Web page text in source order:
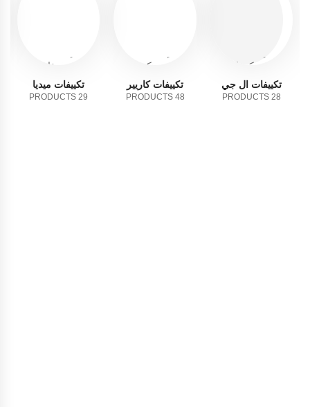
تكييفات ال جي
28 PRODUCTS
تكييفات كاريير
48 PRODUCTS
تكييفات ميديا
29 PRODUCTS